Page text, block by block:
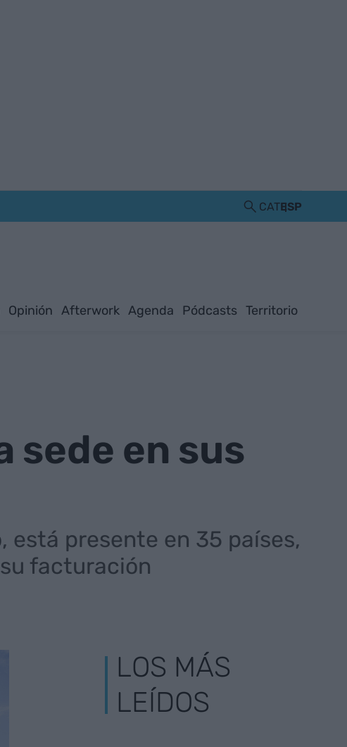
CATESP
Opinión Afterwork Agenda Pódcasts Territorio
sede en sus
está presente en 35 países,
facturación
LOS MÁS
LEÍDOS